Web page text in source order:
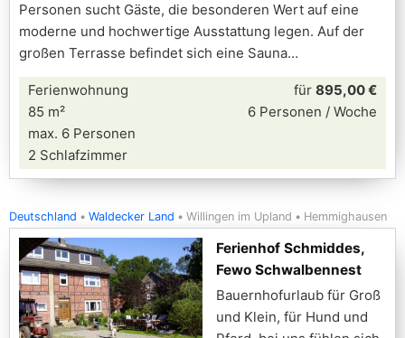
Personen sucht Gäste, die besonderen Wert auf eine
moderne und hochwertige Ausstattung legen. Auf der
großen Terrasse befindet sich eine Sauna
Ferienwohnung
85 m²
max. 6 Personen
2 Schlafzimmer
für 895,00 €
6 Personen / Woche
Deutschland Waldecker Land Willingen im Upland Hemmighausen
Ferienhof Schmiddes,
Fewo Schwalbennest
Bauernhofurlaub für Groß
und Klein, für Hund und